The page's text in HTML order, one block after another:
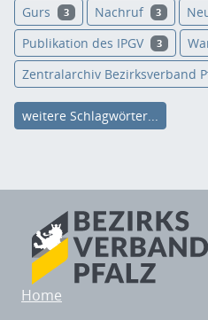
Gurs 3 Nachruf 3
Publikation des IPGV 3
Zentralarchiv Bezirksverband
weitere Schlagwörter...
Home